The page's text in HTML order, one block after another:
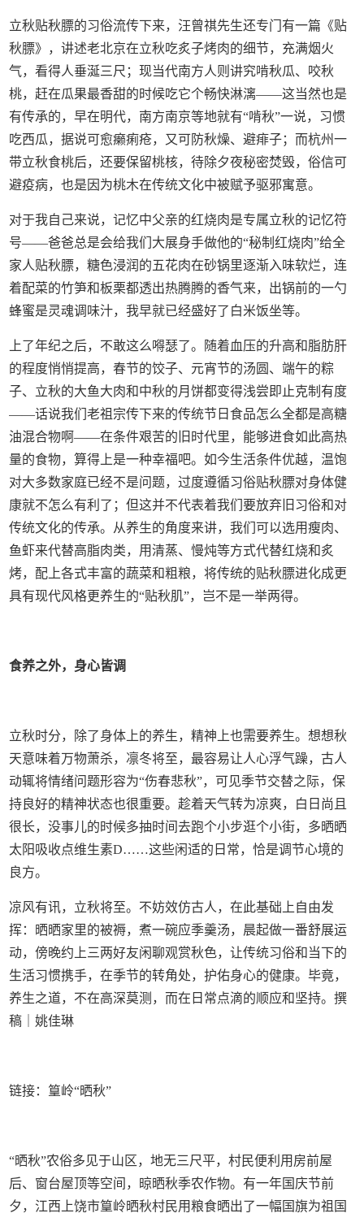
立秋贴秋膘的习俗流传下来，汪曾祺先生还专门有一篇《贴
秋膘》，讲述老北京在立秋吃炙子烤肉的细节，充满烟火
气，看得人垂涎三尺；现当代南方人则讲究啃秋瓜、咬秋
桃，赶在瓜果最香甜的时候吃它个畅快淋漓——这当然也是
有传承的，早在明代，南方南京等地就有“啃秋”一说，习惯
吃西瓜，据说可愈癞痢疮，又可防秋燥、避痱子；而杭州一
带立秋食桃后，还要保留桃核，待除夕夜秘密焚毁，俗信可
避疫病，也是因为桃木在传统文化中被赋予驱邪寓意。
对于我自己来说，记忆中父亲的红烧肉是专属立秋的记忆符
号——爸爸总是会给我们大展身手做他的“秘制红烧肉”给全
家人贴秋膘，糖色浸润的五花肉在砂锅里逐渐入味软烂，连
着配菜的竹笋和板栗都透出热腾腾的香气来，出锅前的一勺
蜂蜜是灵魂调味汁，我早就已经盛好了白米饭坐等。
上了年纪之后，不敢这么嘚瑟了。随着血压的升高和脂肪肝
的程度悄悄提高，春节的饺子、元宵节的汤圆、端午的粽
子、立秋的大鱼大肉和中秋的月饼都变得浅尝即止克制有度
——话说我们老祖宗传下来的传统节日食品怎么全都是高糖
油混合物啊——在条件艰苦的旧时代里，能够进食如此高热
量的食物，算得上是一种幸福吧。如今生活条件优越，温饱
对大多数家庭已经不是问题，过度遵循习俗贴秋膘对身体健
康就不怎么有利了；但这并不代表着我们要放弃旧习俗和对
传统文化的传承。从养生的角度来讲，我们可以选用瘦肉、
鱼虾来代替高脂肉类，用清蒸、慢炖等方式代替红烧和炙
烤，配上各式丰富的蔬菜和粗粮，将传统的贴秋膘进化成更
具有现代风格更养生的“贴秋肌”，岂不是一举两得。
食养之外，身心皆调
立秋时分，除了身体上的养生，精神上也需要养生。想想秋
天意味着万物萧杀，凛冬将至，最容易让人心浮气躁，古人
动辄将情绪问题形容为“伤春悲秋”，可见季节交替之际，保
持良好的精神状态也很重要。趁着天气转为凉爽，白日尚且
很长，没事儿的时候多抽时间去跑个小步逛个小街，多晒晒
太阳吸收点维生素D……这些闲适的日常，恰是调节心境的
良方。
凉风有讯，立秋将至。不妨效仿古人，在此基础上自由发
挥：晒晒家里的被褥，煮一碗应季羹汤，晨起做一番舒展运
动，傍晚约上三两好友闲聊观赏秋色，让传统习俗和当下的
生活习惯携手，在季节的转角处，护佑身心的健康。毕竟，
养生之道，不在高深莫测，而在日常点滴的顺应和坚持。撰
稿｜姚佳琳
链接：篁岭“晒秋”
“晒秋”农俗多见于山区，地无三尺平，村民便利用房前屋
后、窗台屋顶等空间，晾晒秋季农作物。有一年国庆节前
夕，江西上饶市篁岭晒秋村民用粮食晒出了一幅国旗为祖国